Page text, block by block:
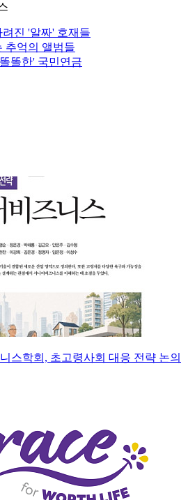
진 '알짜' 호재들
추억의 앨범들
똘한' 국민연금
스학회, 초고령사회 대응 전략 논의